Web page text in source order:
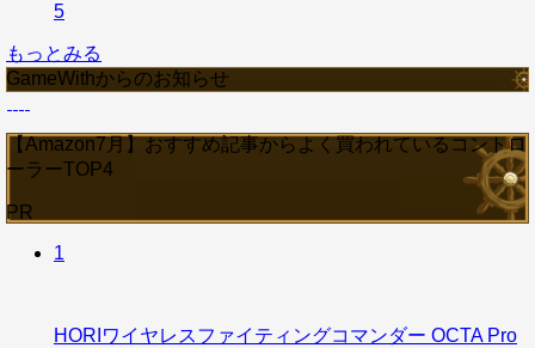
5
もっとみる
GameWithからのお知らせ
【Amazon7月】おすすめ記事からよく買われているコントロ
ーラーTOP4
PR
1
HORIワイヤレスファイティングコマンダー OCTA Pro